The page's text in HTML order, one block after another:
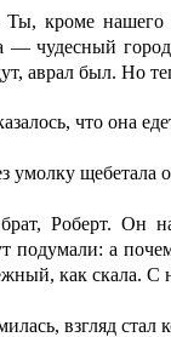
кроме нашего
— чудесный
аврал был. Но
что она
умолку щебетала
Роберт. Он
подумали: а
как скала. С
взгляд стал